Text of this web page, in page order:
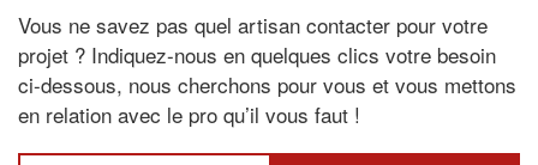
Vous ne savez pas quel artisan contacter pour votre
projet ? Indiquez-nous en quelques clics votre besoin
ci-dessous, nous cherchons pour vous et vous mettons
en relation avec le pro qu’il vous faut !